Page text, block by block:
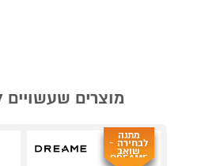
מוצרים שעשויים
מתנה
לבחירה -
שואב
DREAME